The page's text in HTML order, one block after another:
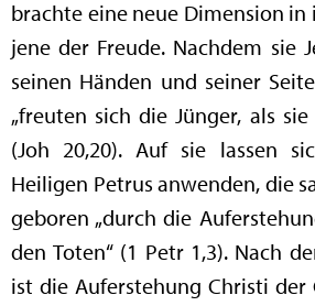
brachte eine neue Dimension in
jene der Freude. Nachdem sie
seinen Händen und seiner
„freuten sich die Jünger, als
(Joh 20,20). Auf sie lassen
Heiligen Petrus anwenden, die
geboren „durch die
den Toten“ (1 Petr 1,3). Nach
ist die Auferstehung Christi